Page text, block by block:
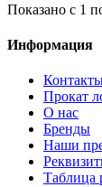
Показано с 1
Информация
Прокат
О нас
Бренды
Наши
Таблица